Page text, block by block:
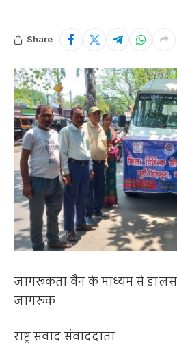
Share
जागरूकता वैन के माध्यम से
जागरूक
राष्ट्र संवाद संवाददाता